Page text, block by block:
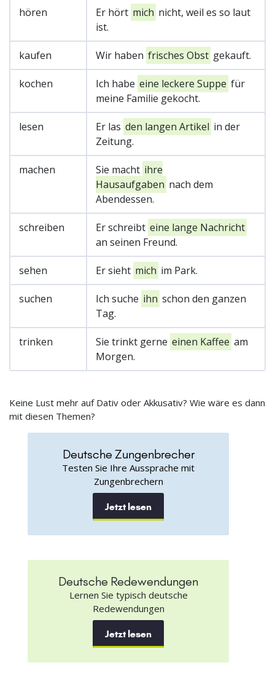
hören Er hört mich nicht, weil es so laut
ist.
kaufen Wir haben frisches Obst gekauft.
kochen Ich habe eine leckere Suppe für
meine Familie gekocht.
lesen Er las den langen Artikel in der
Zeitung.
machen Sie macht ihre
Hausaufgaben nach dem
Abendessen.
schreiben Er schreibt eine lange Nachricht
an seinen Freund.
sehen Er sieht mich im Park.
suchen Ich suche ihn schon den ganzen
Tag.
trinken Sie trinkt gerne einen Kaffee am
Morgen.
Keine Lust mehr auf Dativ oder Akkusativ? Wie wäre es dann
mit diesen Themen?
Deutsche Zungenbrecher
Testen Sie Ihre Aussprache mit
Zungenbrechern
Jetzt lesen
Deutsche Redewendungen
Lernen Sie typisch deutsche
Redewendungen
Jetzt lesen